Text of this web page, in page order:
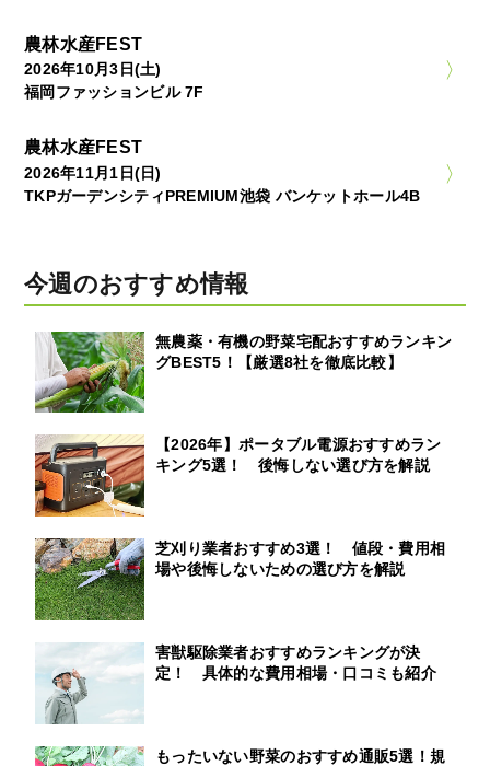
農林水産FEST
2026年10月3日(土)
福岡ファッションビル 7F
農林水産FEST
2026年11月1日(日)
TKPガーデンシティPREMIUM池袋 バンケットホール4B
今週のおすすめ情報
無農薬・有機の野菜宅配おすすめランキン
グBEST5！【厳選8社を徹底比較】
【2026年】ポータブル電源おすすめラン
キング5選！ 後悔しない選び方を解説
芝刈り業者おすすめ3選！ 値段・費用相
場や後悔しないための選び方を解説
害獣駆除業者おすすめランキングが決
定！ 具体的な費用相場・口コミも紹介
もったいない野菜のおすすめ通販5選！規